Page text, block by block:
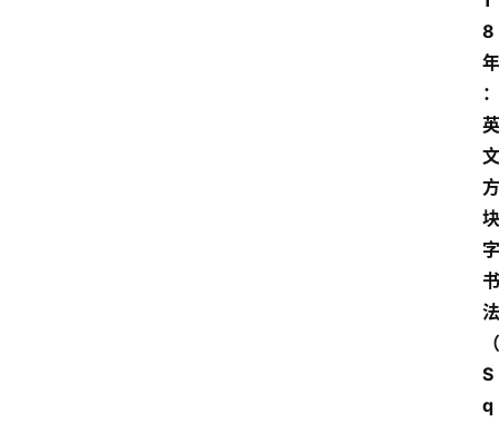
8
年
：
英
文
方
块
字
书
法
（
S
q